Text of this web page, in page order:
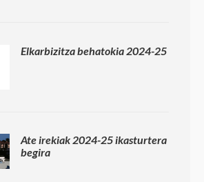
Elkarbizitza behatokia 2024-25
Ate irekiak 2024-25 ikasturtera
begira